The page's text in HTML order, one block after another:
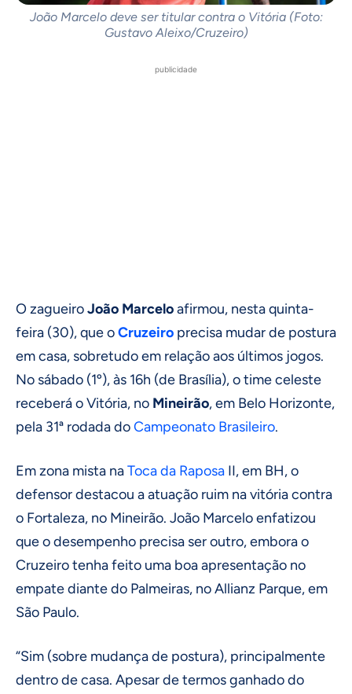
João Marcelo deve ser titular contra o Vitória (Foto:
Gustavo Aleixo/Cruzeiro)
publicidade
O zagueiroJoão Marceloafirmou, nesta quinta-
feira (30), que oCruzeiro precisa mudar de postura
em casa, sobretudo em relação aos últimos jogos.
No sábado (1º), às 16h (de Brasília), o time celeste
receberá o Vitória, no Mineirão, em Belo Horizonte,
pela 31ª rodada doCampeonato Brasileiro.
Em zona mista naToca da Raposa II, em BH, o
defensor destacou a atuação ruim na vitória contra
o Fortaleza, no Mineirão. João Marcelo enfatizou
que o desempenho precisa ser outro, embora o
Cruzeiro tenha feito uma boa apresentação no
empate diante do Palmeiras, no Allianz Parque, em
São Paulo.
“Sim (sobre mudança de postura), principalmente
dentro de casa. Apesar de termos ganhado do